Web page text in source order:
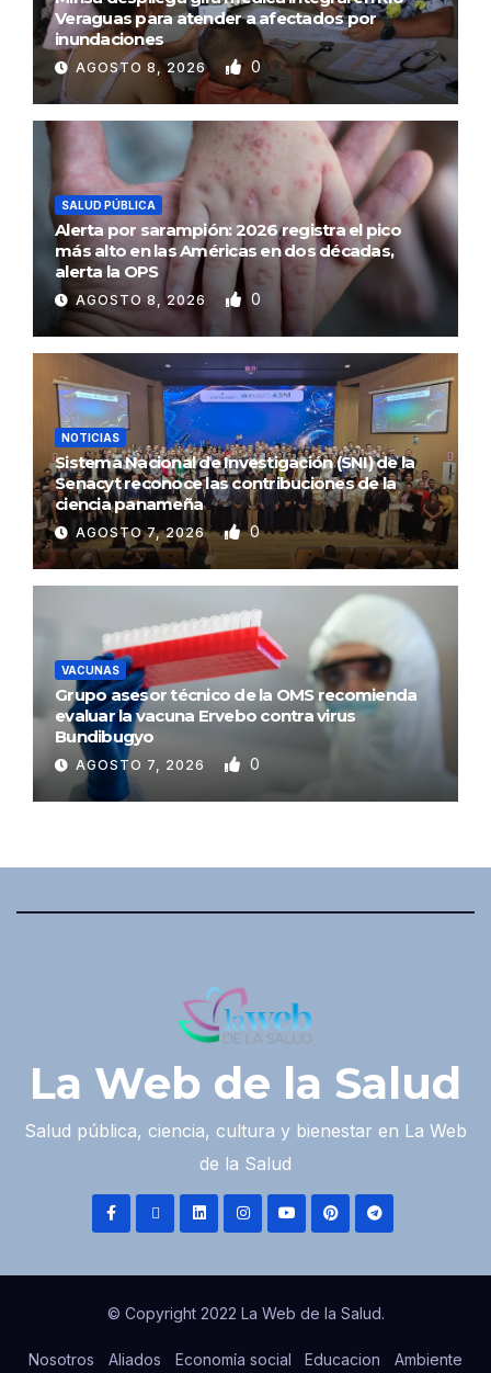
Veraguas para atender a afectados por
inundaciones
AGOSTO 8, 2026 0
SALUD PÚBLICA
Alerta por sarampión: 2026 registra el pico
más alto en las Américas en dos décadas,
alerta la OPS
AGOSTO 8, 2026 0
NOTICIAS
Sistema Nacional de Investigación (SNI) de la
Senacyt reconoce las contribuciones de la
ciencia panameña
AGOSTO 7, 2026 0
VACUNAS
Grupo asesor técnico de la OMS recomienda
evaluar la vacuna Ervebo contra virus
Bundibugyo
AGOSTO 7, 2026 0
La Web de la Salud
Salud pública, ciencia, cultura y bienestar en La Web
de la Salud
© Copyright 2022 La Web de la Salud.
Nosotros Aliados Economía social Educacion Ambiente